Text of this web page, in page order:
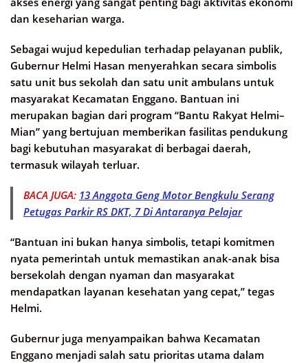
dan keseharian warga.
Sebagai wujud kepedulian terhadap pelayanan publik,
Gubernur Helmi Hasan menyerahkan secara simbolis
satu unit bus sekolah dan satu unit ambulans untuk
masyarakat Kecamatan Enggano. Bantuan ini
merupakan bagian dari program “Bantu Rakyat Helmi–
Mian” yang bertujuan memberikan fasilitas pendukung
bagi kebutuhan masyarakat di berbagai daerah,
termasuk wilayah terluar.
BACA JUGA: 13 Anggota Geng Motor Bengkulu Serang
Petugas Parkir RS DKT, 7 Di Antaranya Pelajar
“Bantuan ini bukan hanya simbolis, tetapi komitmen
nyata pemerintah untuk memastikan anak-anak bisa
bersekolah dengan nyaman dan masyarakat
mendapatkan layanan kesehatan yang cepat,” tegas
Helmi.
Gubernur juga menyampaikan bahwa Kecamatan
Enggano menjadi salah satu prioritas utama dalam